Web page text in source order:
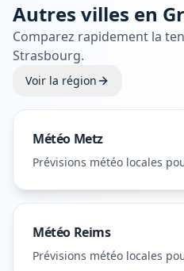
Autres villes en
Comparez rapidement la
Strasbourg.
Voir la région
Météo Metz
Prévisions météo locales
Météo Reims
Prévisions météo locales